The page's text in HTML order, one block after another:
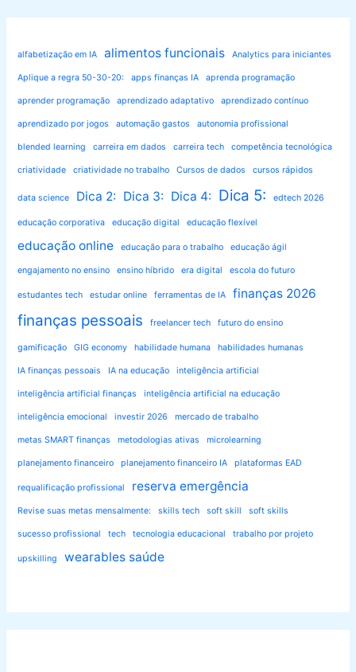
alfabetização em IA alimentos funcionais Analytics para iniciantes
Aplique a regra 50-30-20: apps finanças IA aprenda programação
aprender programação aprendizado adaptativo aprendizado contínuo
aprendizado por jogos automação gastos autonomia profissional
blended learning carreira em dados carreira tech competência tecnológica
criatividade criatividade no trabalho Cursos de dados cursos rápidos
data science Dica 2: Dica 3: Dica 4: Dica 5: edtech 2026
educação corporativa educação digital educação flexível
educação online educação para o trabalho educação ágil
engajamento no ensino ensino híbrido era digital escola do futuro
estudantes tech estudar online ferramentas de IA finanças 2026
finanças pessoais freelancer tech futuro do ensino
gamificação GIG economy habilidade humana habilidades humanas
IA finanças pessoais IA na educação inteligência artificial
inteligência artificial finanças inteligência artificial na educação
inteligência emocional investir 2026 mercado de trabalho
metas SMART finanças metodologias ativas microlearning
planejamento financeiro planejamento financeiro IA plataformas EAD
requalificação profissional reserva emergência
Revise suas metas mensalmente: skills tech soft skill soft skills
sucesso profissional tech tecnologia educacional trabalho por projeto
upskilling wearables saúde